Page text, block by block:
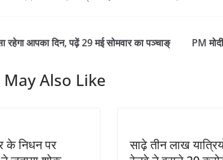
रहेगा आपका दिन, पढ़ें 29 मई सोमवार का पञ्चाङ् PM
May Also Like
के निधन पर
साढ़े तीन लाख